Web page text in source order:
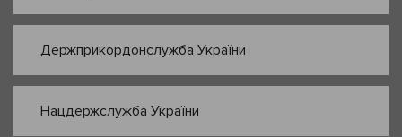
Держприкордонслужба України
Нацдержслужба України